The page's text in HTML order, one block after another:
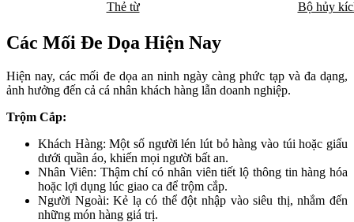
Thẻ từ Bộ hủy
Các Mối Đe Dọa Hiện Nay
Hiện nay, các mối đe dọa an ninh ngày càng phức tạp và đa dạng,
ảnh hưởng đến cả cá nhân khách hàng lẫn doanh nghiệp.
Trộm Cắp:
Khách Hàng: Một số người lén lút bỏ hàng vào túi hoặc giấu
dưới quần áo, khiến mọi người bất an.
Nhân Viên: Thậm chí có nhân viên tiết lộ thông tin hàng hóa
hoặc lợi dụng lúc giao ca để trộm cắp.
Người Ngoài: Kẻ lạ có thể đột nhập vào siêu thị, nhắm đến
những món hàng giá trị.